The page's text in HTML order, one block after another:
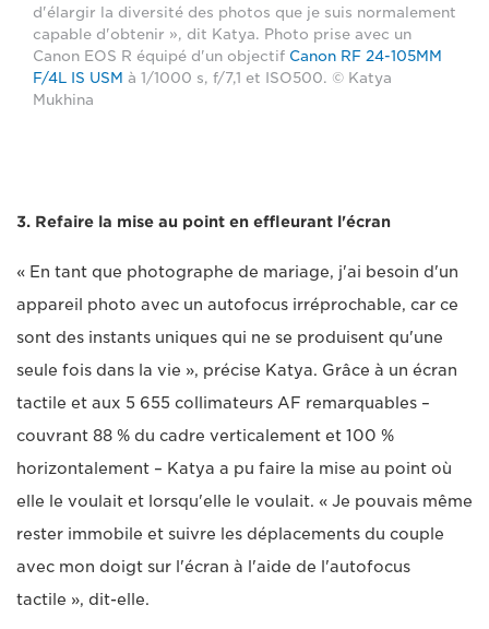
d'élargir la diversité des photos que je suis normalement
capable d'obtenir », dit Katya. Photo prise avec un
Canon EOS R équipé d'un objectif Canon RF 24-105MM
F/4L IS USM à 1/1000 s, f/7,1 et ISO500. © Katya
Mukhina
3. Refaire la mise au point en effleurant l'écran
« En tant que photographe de mariage, j'ai besoin d'un
appareil photo avec un autofocus irréprochable, car ce
sont des instants uniques qui ne se produisent qu'une
seule fois dans la vie », précise Katya. Grâce à un écran
tactile et aux 5 655 collimateurs AF remarquables –
couvrant 88 % du cadre verticalement et 100 %
horizontalement – Katya a pu faire la mise au point où
elle le voulait et lorsqu'elle le voulait. « Je pouvais même
rester immobile et suivre les déplacements du couple
avec mon doigt sur l'écran à l'aide de l'autofocus
tactile », dit-elle.